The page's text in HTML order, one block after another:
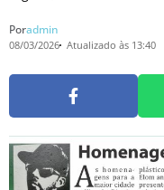
Poradmin
08/03/2026 Atualizado às 13:40